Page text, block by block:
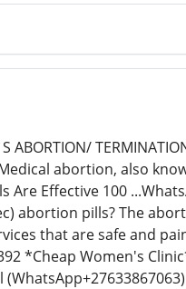
abortion, also
Are Effective 100
abortion pills? The
that are safe and
*Cheap Women's